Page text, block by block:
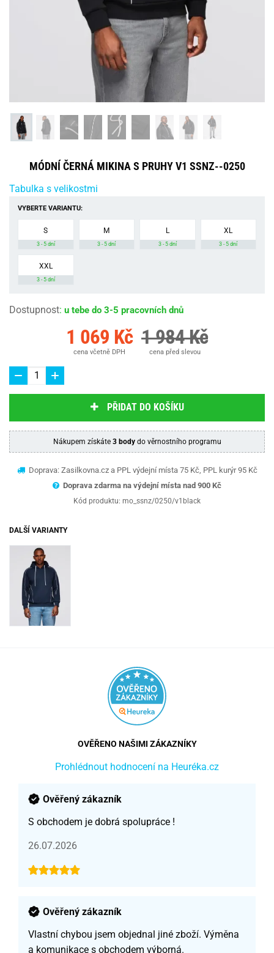
MÓDNÍ ČERNÁ MIKINA S PRUHY V1 SSNZ--0250
Tabulka s velikostmi
VYBERTE VARIANTU:
S
3 - 5 dní
M
3 - 5 dní
L
3 - 5 dní
XL
3 - 5 dní
XXL
3 - 5 dní
Dostupnost: u tebe do 3-5 pracovních dnů
1 069 Kč
cena včetně DPH
1 984 Kč
cena před slevou
PŘIDAT DO KOŠÍKU
Nákupem získáte 3 bodydo věrnostního programu
Doprava: Zasilkovna.cz a PPL výdejní místa 75 Kč, PPL kurýr 95 Kč
Doprava zdarma na výdejní místa nad 900 Kč
Kód produktu: mo_ssnz/0250/v1black
DALŠÍ VARIANTY
OVĚŘENO NAŠIMI ZÁKAZNÍKY
Prohlédnout hodnocení na Heuréka.cz
Ověřený zákazník
S obchodem je dobrá spolupráce !
26.07.2026
Ověřený zákazník
Vlastní chybou jsem objednal jiné zboží. Výměna
a komunikace s obchodem výborná.